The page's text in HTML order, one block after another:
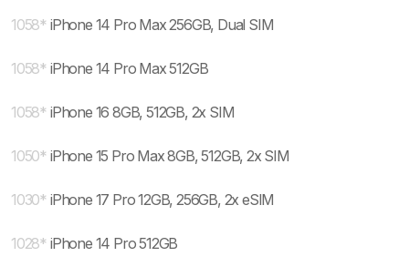
1058* iPhone 14 Pro Max 256GB, Dual SIM
1058* iPhone 14 Pro Max 512GB
1058* iPhone 16 8GB, 512GB, 2x SIM
1050* iPhone 15 Pro Max 8GB, 512GB, 2x SIM
1030* iPhone 17 Pro 12GB, 256GB, 2x eSIM
1028* iPhone 14 Pro 512GB